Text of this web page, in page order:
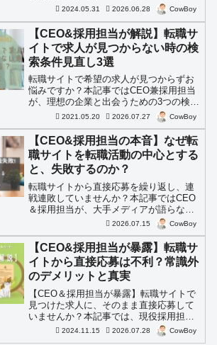
リット、デメリットなどを紹介します。
採用担当の筆者が、徹底解説します。
2024.05.31 2026.06.28 CowBoy
【CEO&採用担当が解説】転職サ
イトで求人が見つからない時の検
索条件見直し3選
転職サイトで希望の求人が見つからずお
悩みですか？本記事ではCEO兼採用担当
が、理想の企業と出会うための3つの検索
条件見直しの具体策を解説。求人探しに
行き詰まっている求職者は必見です！
2021.05.20 2026.07.27 CowBoy
【CEO&採用担当の本音】なぜ転
職サイトを転職活動の中心とする
と、失敗するのか？
転職サイトから直接応募を繰り返し、連
戦連敗していませんか？本記事ではCEO
＆採用担当が、大手メディアが語らない
「転職サイトの闇」と正しい使い方を解
説。無駄な消耗を避けたい方は必見で
す。
2026.07.15 CowBoy
【CEO&採用担当が暴露】転職サ
イトから直接応募は不利？常識外
のデメリットと真実
【CEO＆採用担当が暴露】転職サイトで
見つけた求人に、そのまま直接応募して
いませんか？本記事では、現役採用担当
の筆者が転職サイトから応募する致命的
なデメリットや、転職活動を有利に進め
2024.11.15 2026.07.28 CowBoy